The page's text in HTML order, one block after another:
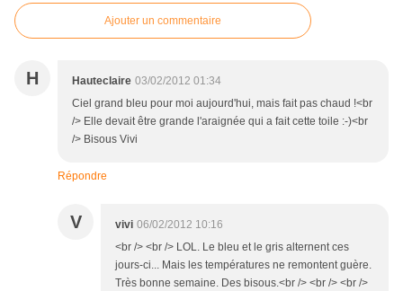
Ajouter un commentaire
H Hauteclaire 03/02/2012 01:34
Ciel grand bleu pour moi aujourd'hui, mais fait pas chaud !<br
/> Elle devait être grande l'araignée qui a fait cette toile :-)<br
/> Bisous Vivi
Répondre
V vivi 06/02/2012 10:16
<br /> <br /> LOL. Le bleu et le gris alternent ces
jours-ci... Mais les températures ne remontent guère.
Très bonne semaine. Des bisous.<br /> <br /> <br />